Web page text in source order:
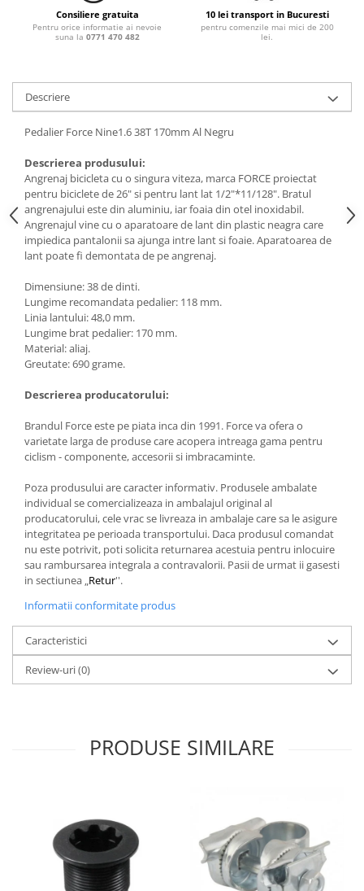
Consiliere gratuita
Pentru orice informatie ai nevoie
suna la 0771 470 482
10 lei transport in Bucuresti
pentru comenzile mai mici de 200
lei.
Descriere
Pedalier Force Nine1.6 38T 170mm Al Negru
Descrierea produsului:
Angrenaj bicicleta cu o singura viteza, marca FORCE proiectat
pentru biciclete de 26" si pentru lant lat 1/2"*11/128". Bratul
angrenajului este din aluminiu, iar foaia din otel inoxidabil.
Angrenajul vine cu o aparatoare de lant din plastic neagra care
impiedica pantalonii sa ajunga intre lant si foaie. Aparatoarea de
lant poate fi demontata de pe angrenaj.
Dimensiune: 38 de dinti.
Lungime recomandata pedalier: 118 mm.
Linia lantului: 48,0 mm.
Lungime brat pedalier: 170 mm.
Material: aliaj.
Greutate: 690 grame.
Descrierea producatorului:
Brandul Force este pe piata inca din 1991. Force va ofera o
varietate larga de produse care acopera intreaga gama pentru
ciclism - componente, accesorii si imbracaminte.
Poza produsului are caracter informativ. Produsele ambalate
individual se comercializeaza in ambalajul original al
producatorului, cele vrac se livreaza in ambalaje care sa le asigure
integritatea pe perioada transportului. Daca produsul comandat
nu este potrivit, poti solicita returnarea acestuia pentru inlocuire
sau rambursarea integrala a contravalorii. Pasii de urmat ii gasesti
in sectiunea „Retur''.
Informatii conformitate produs
Caracteristici
Review-uri(0)
PRODUSE SIMILARE